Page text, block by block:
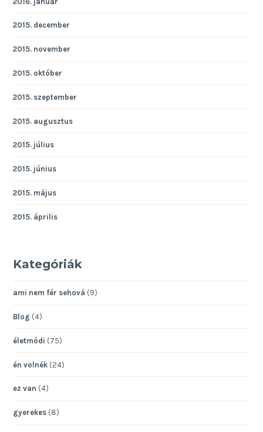
2015. december
2015. november
2015. október
2015. szeptember
2015. augusztus
2015. július
2015. június
2015. május
2015. április
Kategóriák
ami nem fér sehová (9)
Blog (4)
életmódi (75)
én volnék (24)
ez van (4)
gyerekes (8)